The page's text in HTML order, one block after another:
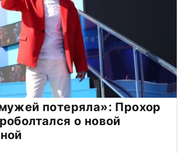
потеряла»: Прохор
о новой